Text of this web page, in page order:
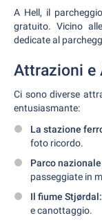
A Hell, il
gratuito. Vicino
dedicate al
Attrazioni e
Ci sono diverse
entusiasmante:
La stazione
foto ricordo.
Parco
passeggiate in
Il fiume Stjørdal:
e canottaggio.